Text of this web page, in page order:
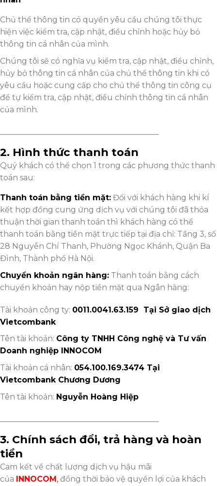
Chủ thể thông tin có quyền yêu cầu chúng tôi thực
hiện việc kiểm tra, cập nhật, điều chỉnh hoặc hủy bỏ
thông tin cá nhân của mình.
Chúng tôi sẽ có nghĩa vụ kiểm tra, cập nhật, điều chỉnh,
hủy bỏ thông tin cá nhân của chủ thể thông tin khi có
yêu cầu hoặc cung cấp cho chủ thể thông tin công cụ
để tự kiểm tra, cập nhật, điều chỉnh thông tin cá nhân
của mình.
2. Hình thức thanh toán
Quý khách có thể chọn 1 trong các phương thức thanh
toán sau:
Thanh toán bằng tiền mặt: Đối với khách hàng khi kí
kết hợp đồng cung ứng dịch vụ với chúng tôi đã thỏa
thuận thời gian thanh toán thì khách hàng có thể
thanh toán bằng tiền mặt trực tiếp tại địa chỉ: Tầng 3, số
28 Nguyễn Chí Thanh, Phường Ngọc Khánh, Quận Ba
Đình, Thành phố Hà Nội.
Chuyển khoản ngân hàng: Thanh toán bằng cách
chuyển khoản hay nộp tiền mặt qua Ngân hàng:
Tài khoản công ty: 0011.0041.63.159 Tại Sở giao dịch
Vietcombank
Tên tài khoản: Công ty TNHH Công nghệ và Tư vấn
Doanh nghiệp INNOCOM
Tài khoản cá nhân: 054.100.169.3474 Tại
Vietcombank Chương Dương
Tên tài khoản: Nguyễn Hoàng Hiệp
3. Chính sách đổi, trả hàng và hoàn
tiền
Cam kết về chất lượng dịch vụ hậu mãi
của
INNOCOM , đồng thời bảo vệ quyền lợi của khách